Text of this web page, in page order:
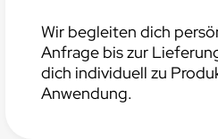
Wir begleiten dich
Anfrage bis zur
dich individuell zu
Anwendung.